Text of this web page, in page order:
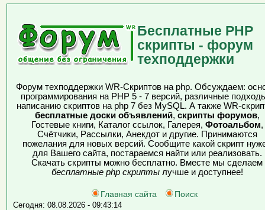
Бесплатные PHP
скрипты - форум
техподдержки
Форум техподдержки WR-Скриптов на php. Обсуждаем:
программирования на PHP 5 - 7 версий, различные
написанию скриптов на php 7 без MySQL. А также WR-
бесплатные доски объявлений, скрипты форумов,
Гостевые книги, Каталог ссылок, Галерея, Фотоальбом,
Счётчики, Рассылки, Анекдот и другие. Принимаются
пожелания для новых версий. Сообщите какой скрипт
для Вашего сайта, постараемся найти или реализовать.
Скачать скрипты можно бесплатно. Вместе мы сделаем
бесплатные php скриптылучше и доступнее!
Главная сайта Поиск
Сегодня: 08.08.2026 - 09:43:14